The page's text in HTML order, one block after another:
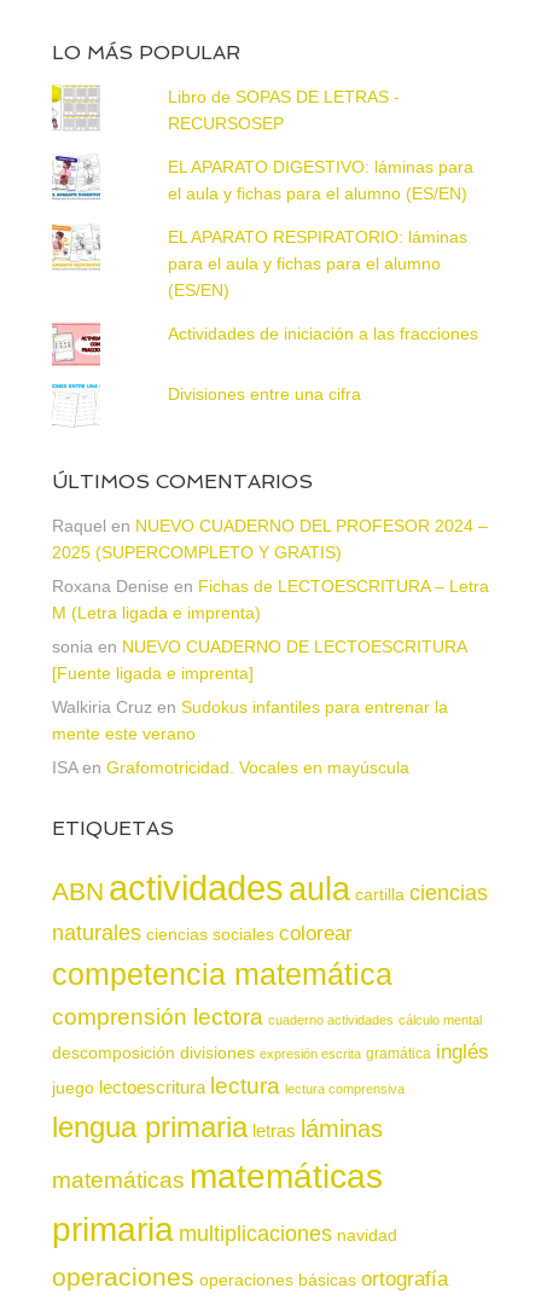
LO MÁS POPULAR
Libro de SOPAS DE LETRAS -
RECURSOSEP
EL APARATO DIGESTIVO: láminas para
el aula y fichas para el alumno (ES/EN)
EL APARATO RESPIRATORIO: láminas
para el aula y fichas para el alumno
(ES/EN)
Actividades de iniciación a las fracciones
Divisiones entre una cifra
ÚLTIMOS COMENTARIOS
Raquel en NUEVO CUADERNO DEL PROFESOR 2024 –
2025 (SUPERCOMPLETO Y GRATIS)
Roxana Denise en Fichas de LECTOESCRITURA – Letra
M (Letra ligada e imprenta)
sonia en NUEVO CUADERNO DE LECTOESCRITURA
[Fuente ligada e imprenta]
Walkiria Cruz en Sudokus infantiles para entrenar la
mente este verano
ISAen Grafomotricidad. Vocales en mayúscula
ETIQUETAS
ABN actividadesaula cartilla ciencias
naturales ciencias sociales colorear
competencia matemática
comprensión lectora cuaderno actividades cálculo mental
descomposición divisiones expresión escrita gramática inglés
juego lectoescritura lectura lectura comprensiva
lengua primaria letras láminas
matemáticas matemáticas
primaria multiplicaciones navidad
operaciones operaciones básicas ortografía